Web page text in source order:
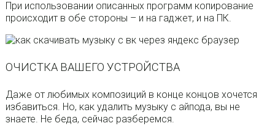
При использовании описанных программ копирование
происходит в обе стороны – и на гаджет, и на ПК.
ОЧИСТКА ВАШЕГО УСТРОЙСТВА
Даже от любимых композиций в конце концов хочется
избавиться. Но, как удалить музыку с айпода, вы не
знаете. Не беда, сейчас разберемся.